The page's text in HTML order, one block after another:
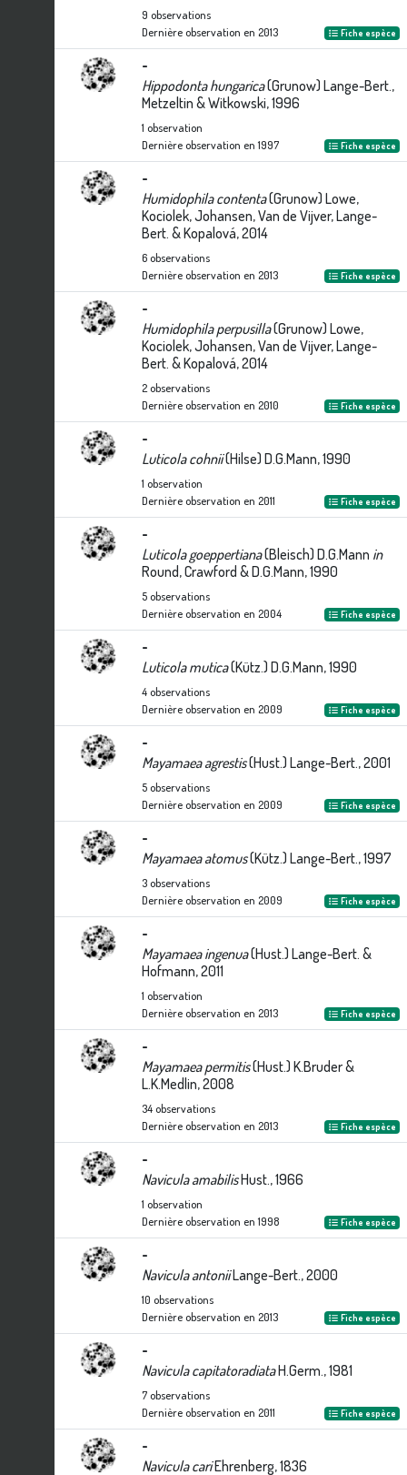
9 observations
Dernière observation en 2013 Fiche espèce
-
Hippodonta hungarica(Grunow) Lange-Bert.,
Metzeltin & Witkowski, 1996
1 observation
Dernière observation en 1997 Fiche espèce
-
Humidophila contenta(Grunow) Lowe,
Kociolek, Johansen, Van de Vijver, Lange-
Bert. & Kopalová, 2014
6observations
Dernière observation en 2013 Fiche espèce
-
Humidophila perpusilla(Grunow) Lowe,
Kociolek, Johansen, Van de Vijver, Lange-
Bert. & Kopalová, 2014
2observations
Dernière observation en 2010 Fiche espèce
-
Luticola cohnii(Hilse) D.G.Mann, 1990
1 observation
Dernière observation en 2011 Fiche espèce
-
Luticola goeppertiana(Bleisch) D.G.Mann in
Round, Crawford & D.G.Mann, 1990
5observations
Dernière observation en 2004 Fiche espèce
-
Luticola mutica(Kütz.) D.G.Mann, 1990
4observations
Dernière observation en 2009 Fiche espèce
-
Mayamaea agrestis(Hust.) Lange-Bert., 2001
5observations
Dernière observation en 2009 Fiche espèce
-
Mayamaea atomus(Kütz.) Lange-Bert., 1997
3observations
Dernière observation en 2009 Fiche espèce
-
Mayamaea ingenua(Hust.) Lange-Bert. &
Hofmann, 2011
1 observation
Dernière observation en 2013 Fiche espèce
-
Mayamaea permitis(Hust.) K.Bruder &
L.K.Medlin, 2008
34observations
Dernière observation en 2013 Fiche espèce
-
Navicula amabilisHust., 1966
1 observation
Dernière observation en 1998 Fiche espèce
-
Navicula antoniiLange-Bert., 2000
10 observations
Dernière observation en 2013 Fiche espèce
-
Navicula capitatoradiataH.Germ., 1981
7observations
Dernière observation en 2011 Fiche espèce
-
Navicula cariEhrenberg, 1836